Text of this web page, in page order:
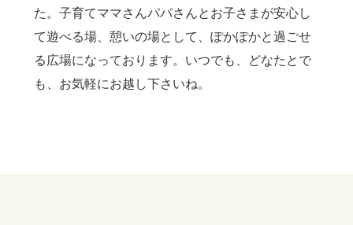
た。子育てママさんパパさんとお子さまが安心し
て遊べる場、憩いの場として、ぽかぽかと過ごせ
る広場になっております。いつでも、どなたとで
も、お気軽にお越し下さいね。